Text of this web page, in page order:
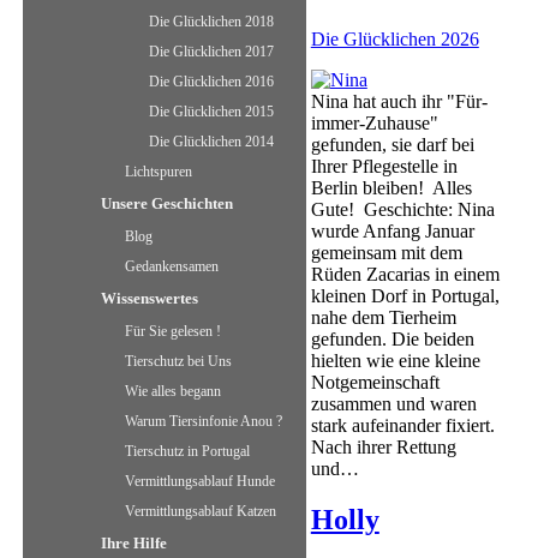
Die Glücklichen 2018
Die Glücklichen 2017
Die Glücklichen 2016
Die Glücklichen 2015
Die Glücklichen 2014
Lichtspuren
Unsere Geschichten
Blog
Gedankensamen
Wissenswertes
Für Sie gelesen !
Tierschutz bei Uns
Wie alles begann
Warum Tiersinfonie Anou ?
Tierschutz in Portugal
Vermittlungsablauf Hunde
Vermittlungsablauf Katzen
Ihre Hilfe
Die Glücklichen 2026
Nina hat auch ihr "Für-
immer-Zuhause"
gefunden, sie darf bei
Ihrer Pflegestelle in
Berlin bleiben! Alles
Gute! Geschichte: Nina
wurde Anfang Januar
gemeinsam mit dem
Rüden Zacarias in einem
kleinen Dorf in Portugal,
nahe dem Tierheim
gefunden. Die beiden
hielten wie eine kleine
Notgemeinschaft
zusammen und waren
stark aufeinander fixiert.
Nach ihrer Rettung
und…
Holly